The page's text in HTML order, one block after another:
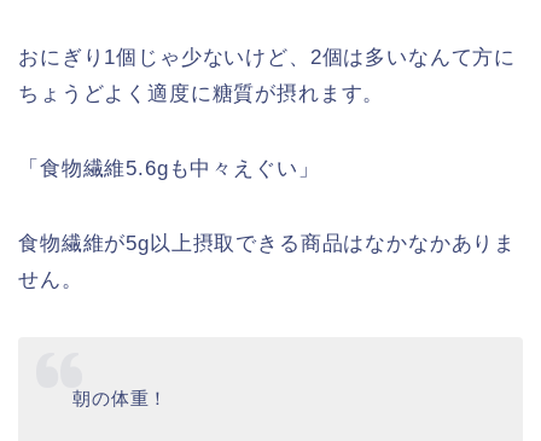
おにぎり1個じゃ少ないけど、2個は多いなんて方に
ちょうどよく適度に糖質が摂れます。
「食物繊維5.6gも中々えぐい」
食物繊維が5g以上摂取できる商品はなかなかありま
せん。
朝の体重！